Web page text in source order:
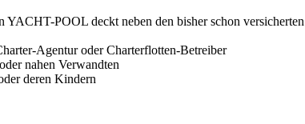
POOL deckt neben den bisher schon
Agentur oder Charterflotten-Betreiber
nahen Verwandten
deren Kindern